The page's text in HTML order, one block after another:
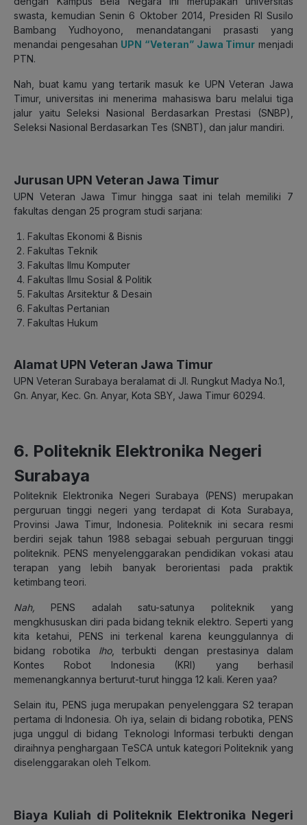
swasta, kemudian Senin 6 Oktober 2014, Presiden RI Susilo
Bambang Yudhoyono, menandatangani prasasti yang
menandai pengesahan UPN “Veteran” Jawa Timur menjadi
PTN.
Nah, buat kamu yang tertarik masuk ke UPN Veteran Jawa
Timur, universitas ini menerima mahasiswa baru melalui tiga
jalur yaitu Seleksi Nasional Berdasarkan Prestasi (SNBP),
Seleksi Nasional Berdasarkan Tes (SNBT), dan jalur mandiri.
Jurusan UPN Veteran Jawa Timur
UPN Veteran Jawa Timur hingga saat ini telah memiliki 7
fakultas dengan 25 program studi sarjana:
Fakultas Ekonomi & Bisnis
Fakultas Teknik
Fakultas Ilmu Komputer
Fakultas Ilmu Sosial & Politik
Fakultas Arsitektur & Desain
Fakultas Pertanian
Fakultas Hukum
Alamat UPN Veteran Jawa Timur
UPN Veteran Surabaya beralamat di Jl. Rungkut Madya No.1,
Gn. Anyar, Kec. Gn. Anyar, Kota SBY, Jawa Timur 60294.
6. Politeknik Elektronika Negeri
Surabaya
Politeknik Elektronika Negeri Surabaya (PENS) merupakan
perguruan tinggi negeri yang terdapat di Kota Surabaya,
Provinsi Jawa Timur, Indonesia. Politeknik ini secara resmi
berdiri sejak tahun 1988 sebagai sebuah perguruan tinggi
politeknik. PENS menyelenggarakan pendidikan vokasi atau
terapan yang lebih banyak berorientasi pada praktik
ketimbang teori.
Nah, PENS adalah satu-satunya politeknik yang
mengkhususkan diri pada bidang teknik elektro. Seperti yang
kita ketahui, PENS ini terkenal karena keunggulannya di
bidang robotika lho, terbukti dengan prestasinya dalam
Kontes Robot Indonesia (KRI) yang berhasil
memenangkannya berturut-turut hingga 12 kali. Keren yaa?
Selain itu, PENS juga merupakan penyelenggara S2 terapan
pertama di Indonesia. Oh iya, selain di bidang robotika, PENS
juga unggul di bidang Teknologi Informasi terbukti dengan
diraihnya penghargaan TeSCA untuk kategori Politeknik yang
diselenggarakan oleh Telkom.
Biaya Kuliah di Politeknik Elektronika Negeri